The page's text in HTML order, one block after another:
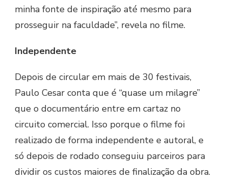
minha fonte de inspiração até mesmo para
prosseguir na faculdade”, revela no filme.
Independente
Depois de circular em mais de 30 festivais,
Paulo Cesar conta que é “quase um milagre”
que o documentário entre em cartaz no
circuito comercial. Isso porque o filme foi
realizado de forma independente e autoral, e
só depois de rodado conseguiu parceiros para
dividir os custos maiores de finalização da obra.